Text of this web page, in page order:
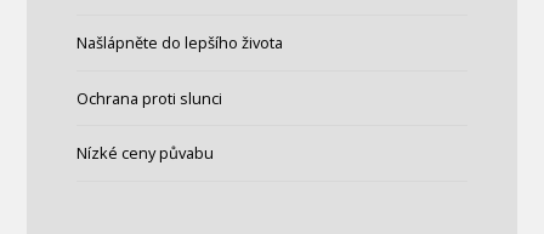
Našlápněte do lepšího života
Ochrana proti slunci
Nízké ceny půvabu